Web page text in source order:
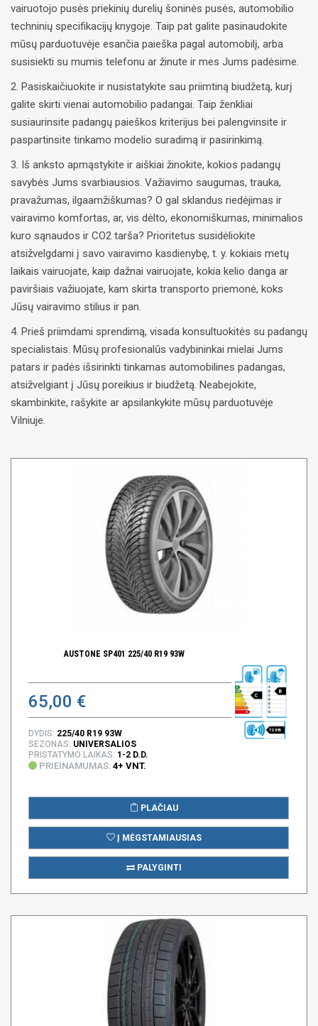
vairuotojo pusės priekinių durelių šoninės pusės, automobilio
techninių specifikacijų knygoje. Taip pat galite pasinaudokite
mūsų parduotuvėje esančia paieška pagal automobilį, arba
susisiekti su mumis telefonu ar žinute ir mes Jums padėsime.
2. Pasiskaičiuokite ir nusistatykite sau priimtiną biudžetą, kurį
galite skirti vienai automobilio padangai. Taip ženkliai
susiaurinsite padangų paieškos kriterijus bei palengvinsite ir
paspartinsite tinkamo modelio suradimą ir pasirinkimą.
3. Iš anksto apmąstykite ir aiškiai žinokite, kokios padangų
savybės Jums svarbiausios. Važiavimo saugumas, trauka,
pravažumas, ilgaamžiškumas? O gal sklandus riedėjimas ir
vairavimo komfortas, ar, vis dėlto, ekonomiškumas, minimalios
kuro sąnaudos ir CO2 tarša? Prioritetus susidėliokite
atsižvelgdami į savo vairavimo kasdienybę, t. y. kokiais metų
laikais vairuojate, kaip dažnai vairuojate, kokia kelio danga ar
paviršiais važiuojate, kam skirta transporto priemonė, koks
Jūsų vairavimo stilius ir pan.
4. Prieš priimdami sprendimą, visada konsultuokitės su padangų
specialistais. Mūsų profesionalūs vadybininkai mielai Jums
patars ir padės išsirinkti tinkamas automobilines padangas,
atsižvelgiant į Jūsų poreikius ir biudžetą. Neabejokite,
skambinkite, rašykite ar apsilankykite mūsų parduotuvėje
Vilniuje.
AUSTONE SP401 225/40 R19 93W
65,00 € C
B
72 DB
DYDIS: 225/40 R19 93W
SEZONAS: UNIVERSALIOS
PRISTATYMO LAIKAS: 1-2 D.D.
PRIEINAMUMAS: 4+ VNT.
PLAČIAU
Į MĖGSTAMIAUSIAS
PALYGINTI